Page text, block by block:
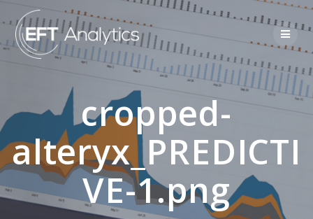
cropped-
alteryx_PREDICTI
VE-1.png